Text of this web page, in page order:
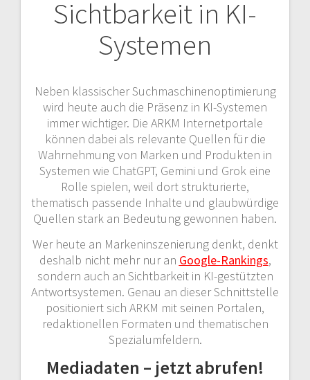
Sichtbarkeit in KI-
Systemen
Neben klassischer Suchmaschinenoptimierung
wird heute auch die Präsenz in KI-Systemen
immer wichtiger. Die ARKM Internetportale
können dabei als relevante Quellen für die
Wahrnehmung von Marken und Produkten in
Systemen wie ChatGPT, Gemini und Grok eine
Rolle spielen, weil dort strukturierte,
thematisch passende Inhalte und glaubwürdige
Quellen stark an Bedeutung gewonnen haben.
Wer heute an Markeninszenierung denkt, denkt
deshalb nicht mehr nur an Google-Rankings,
sondern auch an Sichtbarkeit in KI-gestützten
Antwortsystemen. Genau an dieser Schnittstelle
positioniert sich ARKM mit seinen Portalen,
redaktionellen Formaten und thematischen
Spezialumfeldern.
Mediadaten – jetzt abrufen!